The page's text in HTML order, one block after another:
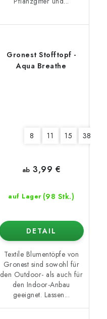
Gronest Stofftopf -
Aqua Breathe
8 11 15 380
auf Lager (98 Stk.)
ab 3,99 €
DETAIL
Textile Blumentöpfe von
Gronest sind sowohl für
den Outdoor- als auch für
den Indoor-Anbau
geeignet. Lassen...